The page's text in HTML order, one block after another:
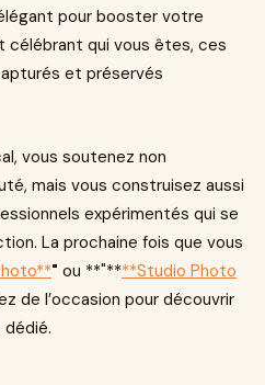
pour booster votre
célébrant qui vous êtes, ces
et préservés
vous soutenez non
mais vous construisez aussi
expérimentés qui se
La prochaine fois que vous
" ou **"****Studio Photo
de l’occasion pour découvrir
dédié.